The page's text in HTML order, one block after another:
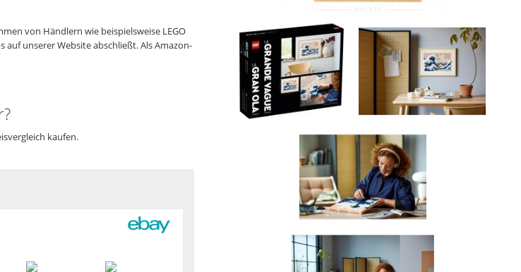
von Händlern wie beispielsweise LEGO
unserer Website abschließt. Als Amazon-
kaufen.